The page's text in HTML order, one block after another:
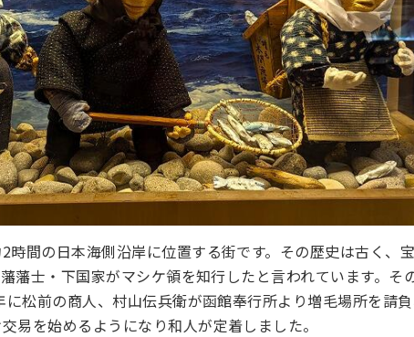
時間の日本海側沿岸に位置する街です。その歴史は古く、
藩士・下国家がマシケ領を知行したと言われています。そ
松前の商人、村山伝兵衛が函館奉行所より増毛場所を請負
易を始めるようになり和人が定着しました。